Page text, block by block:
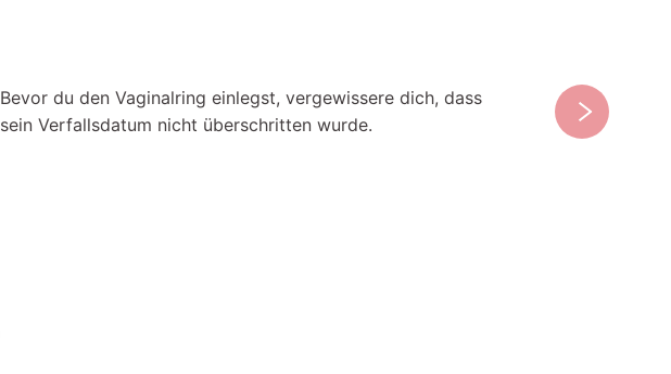
Bevor du den Vaginalring einlegst, vergewissere dich, dass
sein Verfallsdatum nicht überschritten wurde.
rechts